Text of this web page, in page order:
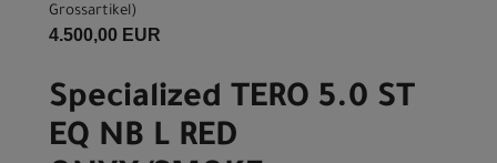
Grossartikel)
4.500,00 EUR
Specialized TERO 5.0 ST
EQ NB L RED